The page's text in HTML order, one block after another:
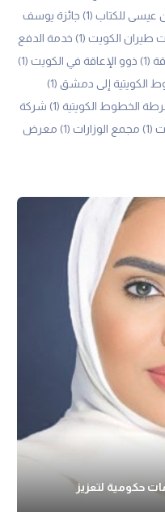
عيسى للكتاب (1)
جائزة يوسف
طيران الكويت (1)
خدمة الدفع
(1) ذوو الإعاقة في الكويت (1)
الكويتية إلى دمشق (1)
الخطوط الكويتية (1)
شركة
(1) مجمع الوزارات (1)
معرض
حكومية لتعزيز